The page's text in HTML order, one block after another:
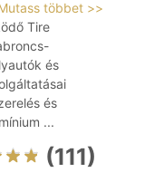
többet >>
Tire
és
és
...
(111)